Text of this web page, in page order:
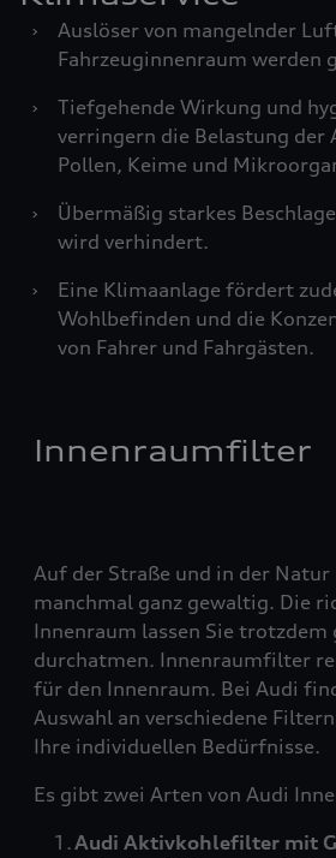
›
Auslöser von mangelnder
Fahrzeuginnenraum werden
›
Tiefgehende Wirkung und
verringern die Belastung der
Pollen, Keime und
›
Übermäßig starkes
wird verhindert.
›
Eine Klimaanlage fördert
Wohlbefinden und die
von Fahrer und Fahrgästen.
Innenraumfilter
Auf der Straße und in der Natur
manchmal ganz gewaltig. Die
Innenraum lassen Sie trotzdem
durchatmen. Innenraumfilter
für den Innenraum. Bei Audi
Auswahl an verschiedene
Ihre individuellen Bedürfnisse.
Es gibt zwei Arten von Audi
Audi Aktivkohlefilter mit